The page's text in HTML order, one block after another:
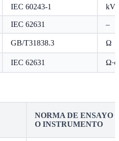
IEC 60243-1 kV/
IEC 62631 –
GB/T31838.3 Ω
IEC 62631
NORMA DE ENSAYO
O INSTRUMENTO